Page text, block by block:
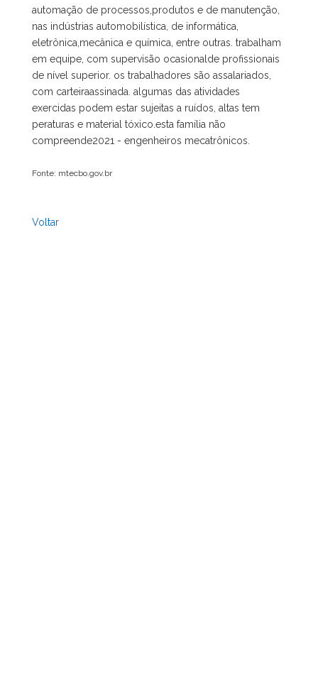
automação de processos,produtos e de manutenção,
nas indústrias automobilística, de informática,
eletrônica,mecânica e química, entre outras. trabalham
em equipe, com supervisão ocasionalde profissionais
de nível superior. os trabalhadores são assalariados,
com carteiraassinada. algumas das atividades
exercidas podem estar sujeitas a ruídos, altas tem
peraturas e material tóxico.esta família não
compreende2021 - engenheiros mecatrônicos.
Fonte: mtecbo.gov.br
Voltar